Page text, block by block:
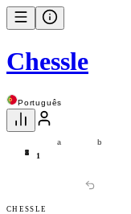
Chessle
Português
8
7
6
5
4
3
2
1
a b
1
CHESSLE